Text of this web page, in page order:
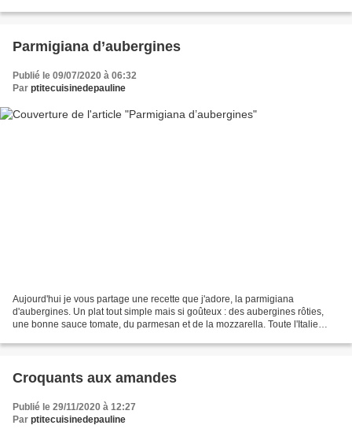
Parmigiana d’aubergines
Publié le 09/07/2020 à 06:32
Par ptitecuisinedepauline
Aujourd'hui je vous partage une recette que j'adore, la parmigiana
d'aubergines. Un plat tout simple mais si goûteux : des aubergines rôties,
une bonne sauce tomate, du parmesan et de la mozzarella. Toute l'Italie
Croquants aux amandes
Publié le 29/11/2020 à 12:27
Par ptitecuisinedepauline